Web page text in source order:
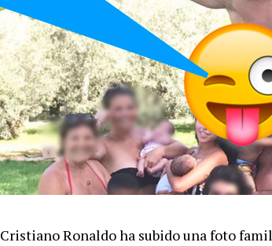
Cristiano Ronaldo ha subido una foto